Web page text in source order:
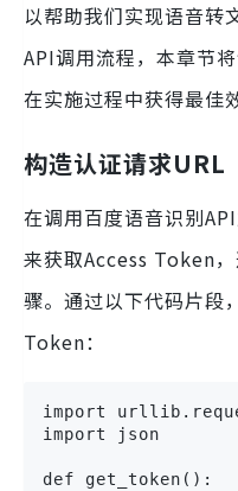
以帮助我们实现语音转
API调用流程，本章节
在实施过程中获得最佳
构造认证请求URL
在调用百度语音识别
来获取Access Token
骤。通过以下代码片段
Token：
import
import json
def get_token():